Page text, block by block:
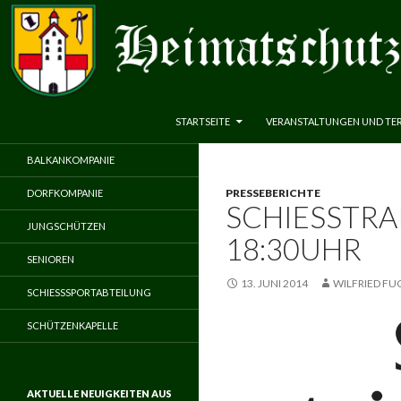
Heimatschutzverein Neuenbeken 1583 e.V.
STARTSEITE
VERANSTALTUNGEN UND
PRESSEBERICHTE
8:30UHR
13. JUNI 2014 WILFRIED
BALKANKOMPANIE
DORFKOMPANIE
JUNGSCHÜTZEN
SENIOREN
SCHIESSSPORTABTEILUNG
SCHÜTZENKAPELLE
AKTUELLE NEUIGKEITEN AUS